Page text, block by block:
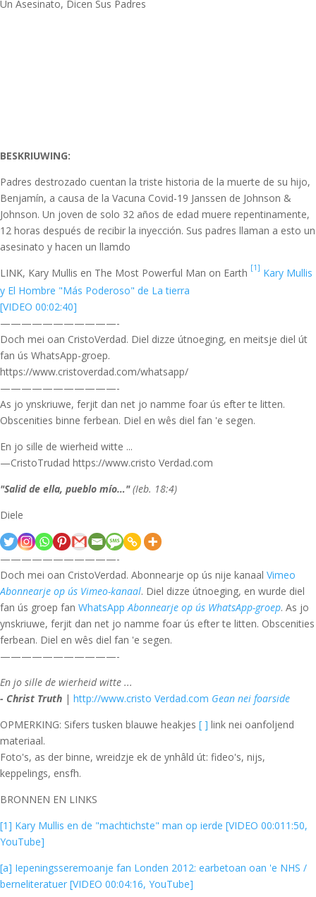
Un Asesinato, Dicen Sus Padres
BESKRIUWING:
Padres destrozado cuentan la triste historia de la muerte de su hijo,
Benjamín, a causa de la Vacuna Covid-19 Janssen de Johnson &
Johnson. Un joven de solo 32 años de edad muere repentinamente,
12 horas después de recibir la inyección. Sus padres llaman a esto un
asesinato y hacen un llamdo
LINK, Kary Mullis en The Most Powerful Man on Earth [1] Kary Mullis
y El Hombre "Más Poderoso" de La tierra
[VIDEO 00:02:40]
———————————-
Doch mei oan CristoVerdad. Diel dizze útnoeging, en meitsje diel út
fan ús WhatsApp-groep.
https://www.cristoverdad.com/whatsapp/
———————————-
As jo ynskriuwe, ferjit dan net jo namme foar ús efter te litten.
Obscenities binne ferbean. Diel en wês diel fan 'e segen.
En jo sille de wierheid witte ...
—CristoTrudad https://www.cristo Verdad.com
"Salid de ella, pueblo mío…"(Ieb. 18:4)
Diele
———————————-
Doch mei oan CristoVerdad. Abonnearje op ús nije kanaal Vimeo
Abonnearje op ús Vimeo-kanaal. Diel dizze útnoeging, en wurde diel
fan ús groep fan WhatsAppAbonnearje op ús WhatsApp-groep. As jo
ynskriuwe, ferjit dan net jo namme foar ús efter te litten. Obscenities
ferbean. Diel en wês diel fan 'e segen.
———————————-
En jo sille de wierheid witte ...
- Christ Truth | http://www.cristo Verdad.com Gean nei foarside
OPMERKING: Sifers tusken blauwe heakjes [ ] link nei oanfoljend
materiaal.
Foto's, as der binne, wreidzje ek de ynhâld út: fideo's, nijs,
keppelings, ensfh.
BRONNEN EN LINKS
[1] Kary Mullis en de "machtichste" man op ierde [VIDEO 00:011:50,
YouTube]
[a] Iepeningsseremoanje fan Londen 2012: earbetoan oan 'e NHS /
berneliteratuer [VIDEO 00:04:16, YouTube]